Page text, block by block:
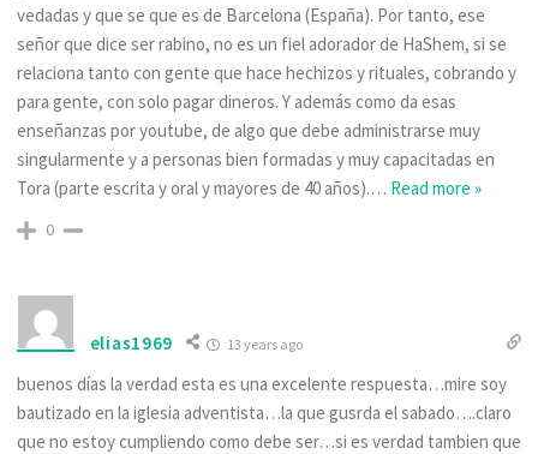
vedadas y que se que es de Barcelona (España). Por tanto, ese
señor que dice ser rabino, no es un fiel adorador de HaShem, si se
relaciona tanto con gente que hace hechizos y rituales, cobrando y
para gente, con solo pagar dineros. Y además como da esas
enseñanzas por youtube, de algo que debe administrarse muy
singularmente y a personas bien formadas y muy capacitadas en
Tora (parte escrita y oral y mayores de 40 años).… Read more »
0
elias1969 13 years ago
buenos días la verdad esta es una excelente respuesta…mire soy
bautizado en la iglesia adventista…la que gusrda el sabado….claro
que no estoy cumpliendo como debe ser…si es verdad tambien que